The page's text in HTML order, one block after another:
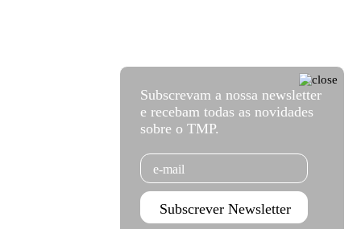
Subscrevam a nossa newsletter
e recebam todas as novidades
sobre o TMP.
Email
Subscrever Newsletter